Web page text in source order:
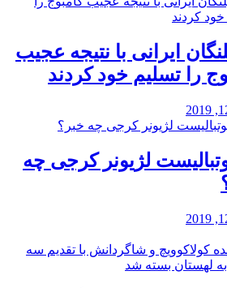
ایرانی با نتیجه عجیب
را تسلیم خود کردند
لژیونر کرجی چه